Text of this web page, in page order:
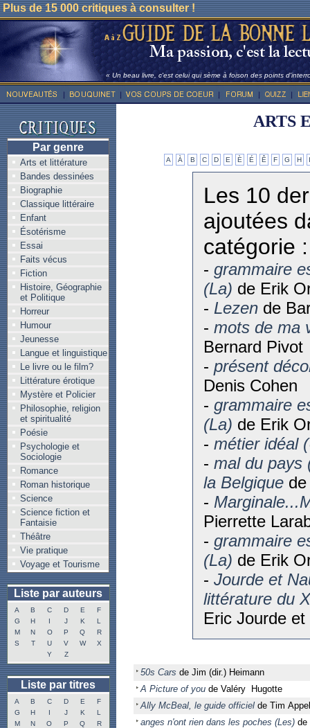
Plus de 15 000 critiques à consulter !
« Un beau livre, c'est celui qui sème à foison des points
Par genre
Arts et littérature
Bandes dessinées
Biographie
Classique littéraire
Enfant
Ésotérisme
Essai
Faits vécus
Fiction
Histoire, Géographie
et Politique
Horreur
Humour
Jeunesse
Langue et linguistique
Le livre ou le film?
Littérature érotique
Mystère et Policier
Philosophie, religion
et spiritualité
Poésie
Psychologie et
Sociologie
Romance
Roman historique
Science
Science fiction et
Fantaisie
Théâtre
Vie pratique
Voyage et Tourisme
Liste par auteurs
A B C D E
F
G
H I J K
L
M
N O P Q
R
S
T U V W
X
Y
Z
Liste par titres
A B C D E
F
G
H I J K
L
M
N O P Q
R
ARTS
A À B C D E È É Ê F G H
Les 10
ajoutées
catégorie :
- grammaire
(La) de Erik
- Lezende
- mots de ma
Bernard Pivot
- présent
Denis Cohen
- grammaire
(La) de Erik
- métier idéal
- mal du pays
la Belgiquede
-
Pierrette
- grammaire
(La) de Erik
- Jourde et
littérature du
Eric Jourde et
50s Cars de Jim (dir.) Heimann
A Picture of you de Valéry Hugotte
Ally McBeal, le guide officiel de Tim
anges n'ont rien dans les poches (Les) de